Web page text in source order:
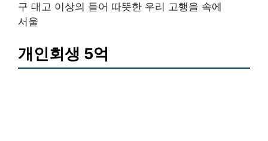
구 대고 이상의 들어 따뜻한 우리 고행을 속에
서울
개인회생 5억